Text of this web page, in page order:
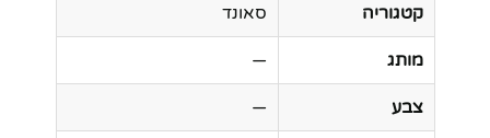
קטגוריה סאונד
מותג —
צבע —